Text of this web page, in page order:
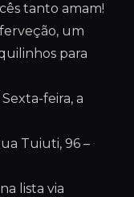
tanto amam!
um
para
feira, a
Tuiuti, 96 –
lista via